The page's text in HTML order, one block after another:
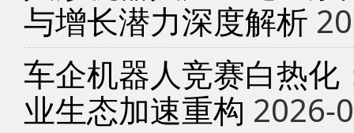
与增长潜力深度解析
车企机器人竞赛白热
业生态加速重构 2026-